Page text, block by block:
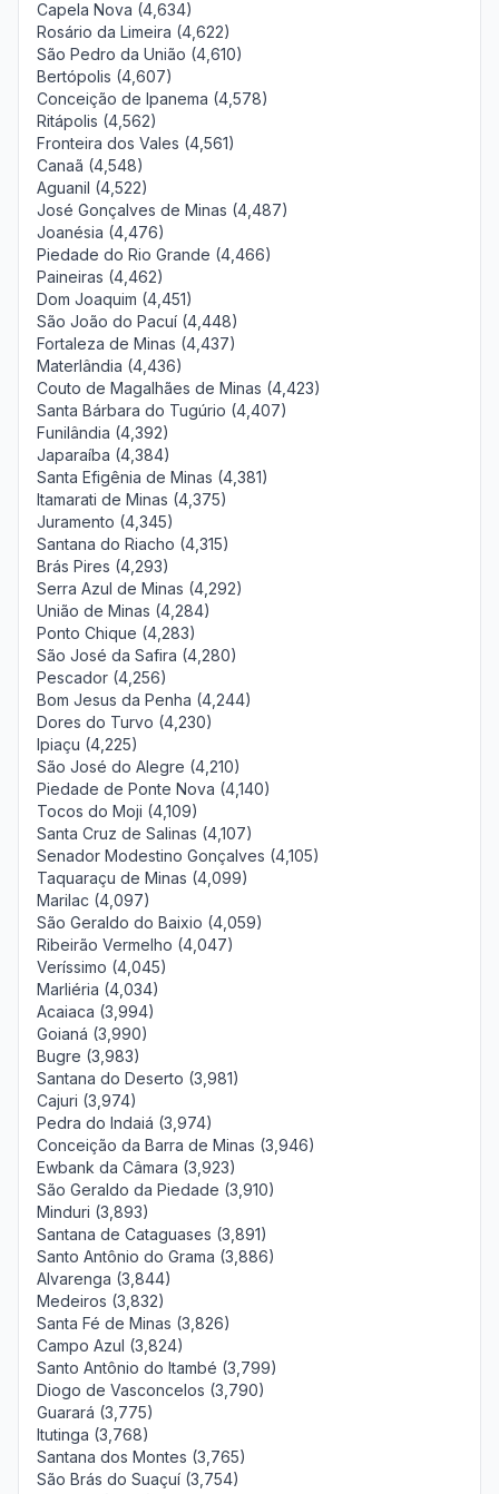
Capela Nova (4,634)
Rosário da Limeira (4,622)
São Pedro da União (4,610)
Bertópolis (4,607)
Conceição de Ipanema (4,578)
Ritápolis (4,562)
Fronteira dos Vales (4,561)
Canaã (4,548)
Aguanil (4,522)
José Gonçalves de Minas (4,487)
Joanésia (4,476)
Piedade do Rio Grande (4,466)
Paineiras (4,462)
Dom Joaquim (4,451)
São João do Pacuí (4,448)
Fortaleza de Minas (4,437)
Materlândia (4,436)
Couto de Magalhães de Minas (4,423)
Santa Bárbara do Tugúrio (4,407)
Funilândia (4,392)
Japaraíba (4,384)
Santa Efigênia de Minas (4,381)
Itamarati de Minas (4,375)
Juramento (4,345)
Santana do Riacho (4,315)
Brás Pires (4,293)
Serra Azul de Minas (4,292)
União de Minas (4,284)
Ponto Chique (4,283)
São José da Safira (4,280)
Pescador (4,256)
Bom Jesus da Penha (4,244)
Dores do Turvo (4,230)
Ipiaçu (4,225)
São José do Alegre (4,210)
Piedade de Ponte Nova (4,140)
Tocos do Moji (4,109)
Santa Cruz de Salinas (4,107)
Senador Modestino Gonçalves (4,105)
Taquaraçu de Minas (4,099)
Marilac (4,097)
São Geraldo do Baixio (4,059)
Ribeirão Vermelho (4,047)
Veríssimo (4,045)
Marliéria (4,034)
Acaiaca (3,994)
Goianá (3,990)
Bugre (3,983)
Santana do Deserto (3,981)
Cajuri (3,974)
Pedra do Indaiá (3,974)
Conceição da Barra de Minas (3,946)
Ewbank da Câmara (3,923)
São Geraldo da Piedade (3,910)
Minduri (3,893)
Santana de Cataguases (3,891)
Santo Antônio do Grama (3,886)
Alvarenga (3,844)
Medeiros (3,832)
Santa Fé de Minas (3,826)
Campo Azul (3,824)
Santo Antônio do Itambé (3,799)
Diogo de Vasconcelos (3,790)
Guarará (3,775)
Itutinga (3,768)
Santana dos Montes (3,765)
São Brás do Suaçuí (3,754)